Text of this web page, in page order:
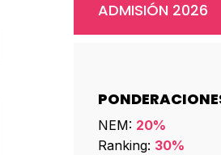
ADMISIÓN 2026
NEM: 20%
Ranking: 30%